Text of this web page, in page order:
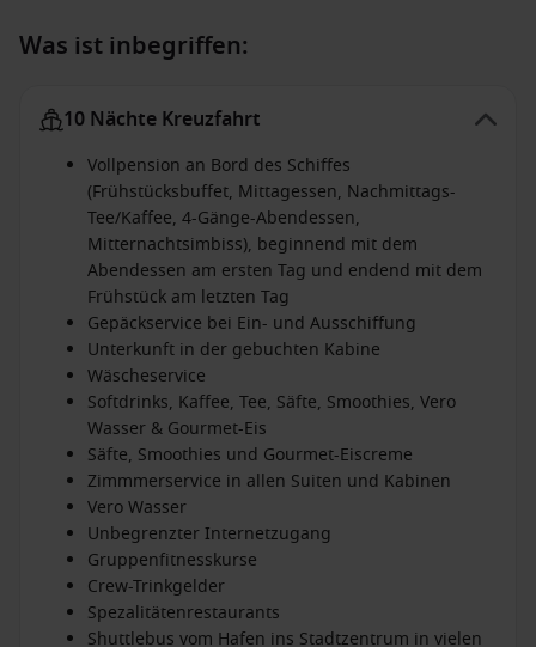
Was ist inbegriffen:
10 Nächte Kreuzfahrt
Vollpension an Bord des Schiffes
(Frühstücksbuffet, Mittagessen, Nachmittags-
Tee/Kaffee, 4-Gänge-Abendessen,
Mitternachtsimbiss), beginnend mit dem
Abendessen am ersten Tag und endend mit dem
Frühstück am letzten Tag
Gepäckservice bei Ein- und Ausschiffung
Unterkunft in der gebuchten Kabine
Wäscheservice
Softdrinks, Kaffee, Tee, Säfte, Smoothies, Vero
Wasser & Gourmet-Eis
Säfte, Smoothies und Gourmet-Eiscreme
Zimmmerservice in allen Suiten und Kabinen
Vero Wasser
Unbegrenzter Internetzugang
Gruppenfitnesskurse
Crew-Trinkgelder
Spezalitätenrestaurants
Shuttlebus vom Hafen ins Stadtzentrum in vielen